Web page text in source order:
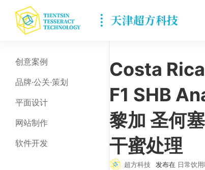
创意案例
品牌·公关·策划
平面设计
网站制作
软件开发
Costa
F1 SHB
黎加 圣何
干蜜处理
超方科技 发布在 日常饮